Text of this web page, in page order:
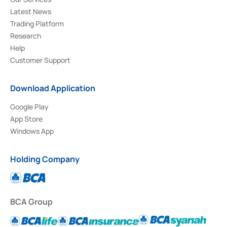
Latest News
Trading Platform
Research
Help
Customer Support
Download Application
Google Play
App Store
Windows App
Holding Company
BCA Group